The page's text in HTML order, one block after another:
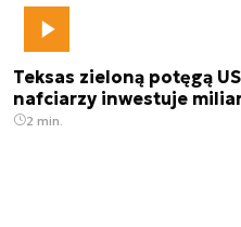
Teksas zieloną potęgą
nafciarzy inwestuje
2 min.